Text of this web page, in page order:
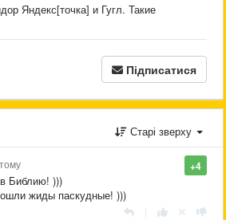
Яндекс[точка] и Гугл. Такие
Підписатися
Старі зверху
+4
Библию! )))
жиды паскудные! )))